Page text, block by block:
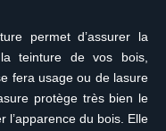
permet d’assurer la
teinture de vos bois,
fera usage ou de lasure
protège très bien le
l’apparence du bois. Elle